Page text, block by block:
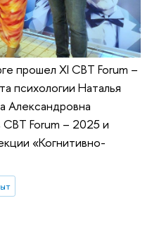
прошел XI CBT Forum –
психологии Наталья
Александровна
Forum – 2025 и
«Когнитивно-